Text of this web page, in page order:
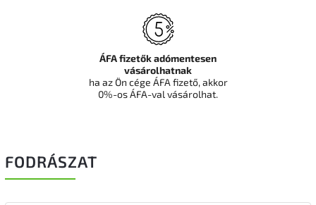
FODRÁSZAT
ÁFA fizetők adómentesen
vásárolhatnak
ha az Ön cége ÁFA fizető, akkor
0%-os ÁFA-val vásárolhat.